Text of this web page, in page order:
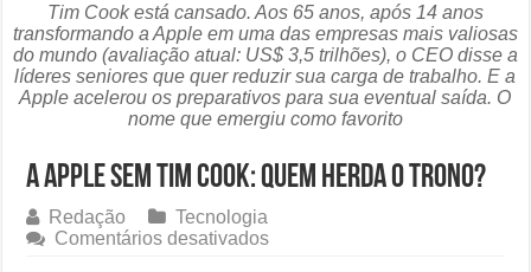
Como Resolver a Crise Diplomática Que Lula e Trump Aprofundam
Especialistas Revelam os Riscos dos Ventos de 76 km/h no Rio
Copom e Itaú Dominam Hoje as Apostas do Mercado Financeiro
Família Livre, Senador Investigado: O Que Mudou na Operação
Controverso: IBS e CBS Dividem Empresários na Reforma
Tim Cook está cansado. Aos 65 anos, após 14 anos
transformando a Apple em uma das empresas mais valiosas
do mundo (avaliação atual: US$ 3,5 trilhões), o CEO disse a
líderes seniores que quer reduzir sua carga de trabalho. E a
Apple acelerou os preparativos para sua eventual saída. O
nome que emergiu como favorito
A Apple sem Tim Cook: quem herda o trono?
Redação
Tecnologia
Comentários desativadosem